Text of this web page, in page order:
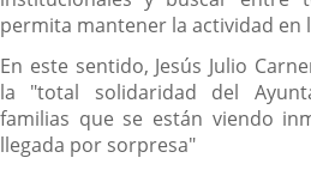
permita mantener la actividad en
En este sentido, Jesús Julio
la "total solidaridad del
familias que se están viendo
llegada por sorpresa"